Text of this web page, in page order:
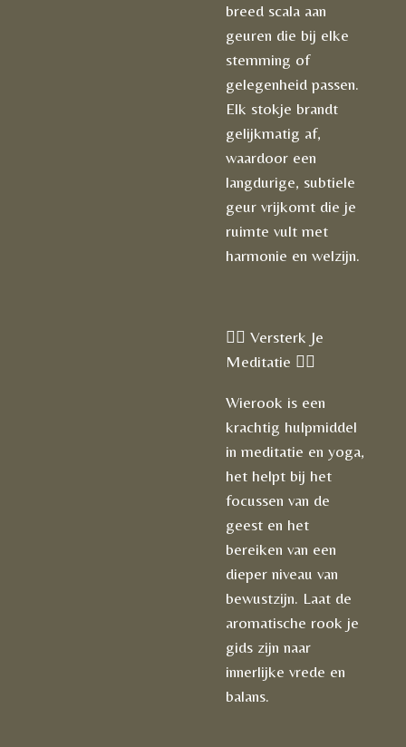
breed scala aan
geuren die bij elke
stemming of
gelegenheid passen.
Elk stokje brandt
gelijkmatig af,
waardoor een
langdurige, subtiele
geur vrijkomt die je
ruimte vult met
harmonie en welzijn.
🧘‍♀️ Versterk Je
Meditatie 🧘‍♂️
Wierook is een
krachtig hulpmiddel
in meditatie en yoga,
het helpt bij het
focussen van de
geest en het
bereiken van een
dieper niveau van
bewustzijn. Laat de
aromatische rook je
gids zijn naar
innerlijke vrede en
balans.